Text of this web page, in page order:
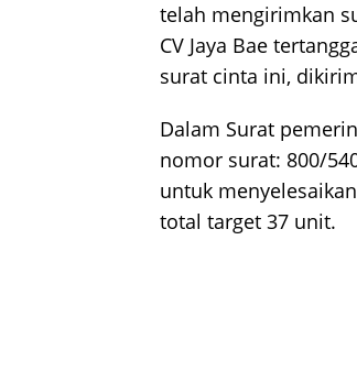
telah mengirimkan
CV Jaya Bae
surat cinta ini,
Dalam Surat
nomor surat: 800/
untuk
total target 37 unit.